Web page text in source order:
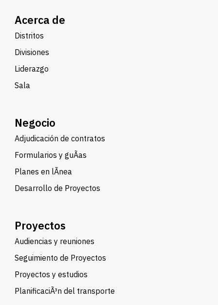
Acerca de
Distritos
Divisiones
Liderazgo
Sala
Negocio
Adjudicación de contratos
Formularios y guÃ­as
Planes en lÃ­nea
Desarrollo de Proyectos
Proyectos
Audiencias y reuniones
Seguimiento de Proyectos
Proyectos y estudios
PlanificaciÃ³n del transporte